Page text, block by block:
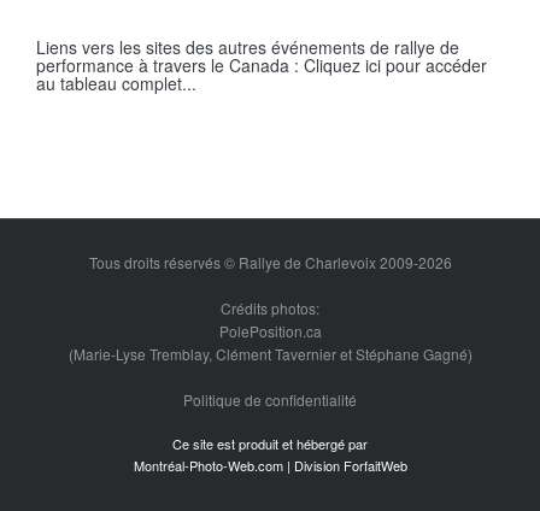
Liens vers les sites des autres événements de rallye de
performance à travers le Canada : Cliquez ici pour accéder
au tableau complet...
Tous droits réservés © Rallye de Charlevoix 2009-2026
Crédits photos:
PolePosition.ca
(Marie-Lyse Tremblay, Clément Tavernier et Stéphane Gagné)
Politique de confidentialité
Ce site est produit et hébergé par
Montréal-Photo-Web.com | Division ForfaitWeb